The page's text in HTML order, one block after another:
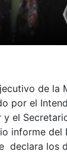
de la
por el
y el
informe del
declara los